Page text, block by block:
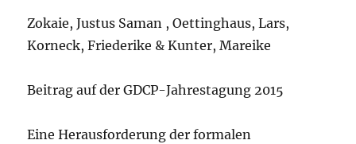
Zokaie, Justus Saman , Oettinghaus, Lars,
Korneck, Friederike & Kunter, Mareike
Beitrag auf der GDCP-Jahrestagung 2015
Eine Herausforderung der formalen